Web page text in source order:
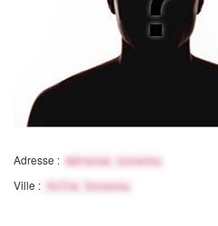
Adresse : Adresse inconnu
Ville : Ville Inconnu